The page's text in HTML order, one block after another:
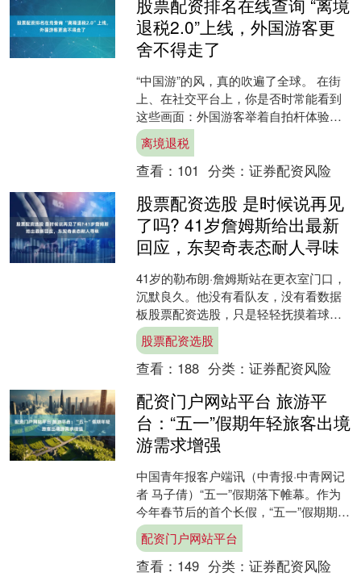
股票配资排名在线查询 “离境
退税2.0”上线，外国游客更
舍不得走了
“中国游”的风，真的吹遍了全球。 在街
上、在社交平台上，你是否时常能看到
这些画面：外国游客举着自拍杆体验非
遗文化，晒出自己的“潮玩手办”，展示功
能各异的电子设备....
离境退税
查看： 101 分类： 证券配资风险
股票配资选股 是时候说再见
了吗? 41岁詹姆斯给出最新
回应，东契奇表态耐人寻味
41岁的勒布朗·詹姆斯站在更衣室门口，
沉默良久。他没有看队友，没有看数据
板股票配资选股，只是轻轻抚摸着球衣
上那串数字——23。这是他职业生涯的
第23个赛季，也是....
股票配资选股
查看： 188 分类： 证券配资风险
配资门户网站平台 旅游平
台：“五一”假期年轻旅客出境
游需求增强
中国青年报客户端讯（中青报·中青网记
者 马子倩）“五一”假期落下帷幕。作为
今年春节后的首个长假，“五一”假期期
间，民众特别是年轻人旅游热情高涨。
在线旅游平台去哪....
配资门户网站平台
查看： 149 分类： 证券配资风险